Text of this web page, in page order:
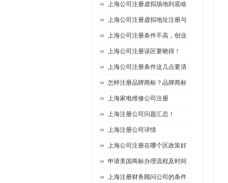
上海公司注册虚拟场地到底啥
上海公司注册虚拟地址注册与
上海公司注册条件不高，创业
上海公司注册误区要晓得！
上海公司注册条件这几点要清
怎样注册品牌商标？品牌商标
上海家电维修公司注册
上海注册公司问题汇总！
上海注册公司详情
上海公司注册在哪个区政策好
申请美国商标办理流程及时间
上海注册财务顾问公司的条件